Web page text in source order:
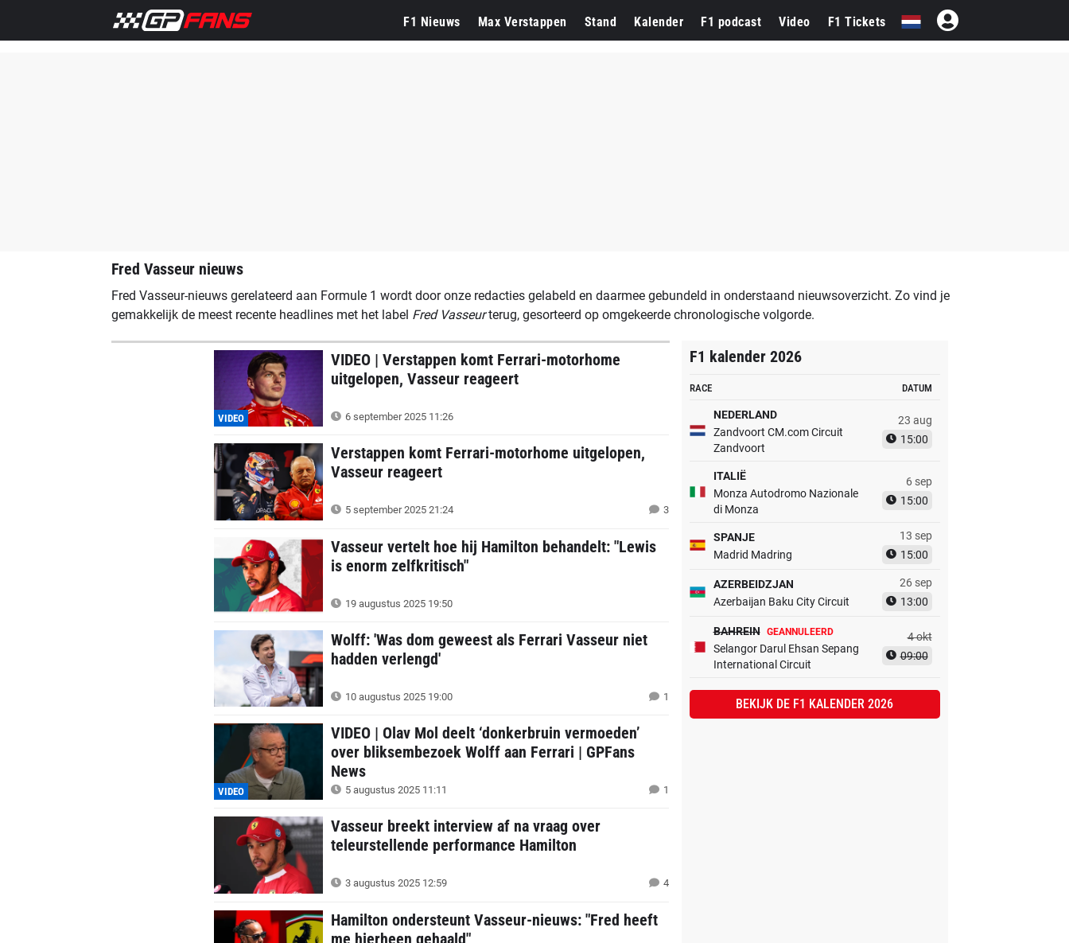
F1 Nieuws Max Verstappen Stand Kalender F1 podcast Video F1 Tickets
F1 Nieuws Max Verstappen Aston Martin Lando Norris
Fred Vasseur nieuws
Fred Vasseur-nieuws gerelateerd aan Formule 1 wordt door onze redacties gelabeld en daarmee gebundeld in onderstaand nieuwsoverzicht. Zo vind je
gemakkelijk de meest recente headlines met het label Fred Vasseurterug, gesorteerd op omgekeerde chronologische volgorde.
VIDEO
VIDEO | Verstappen komt Ferrari-motorhome
uitgelopen, Vasseur reageert
6 september 2025 11:26
Verstappen komt Ferrari-motorhome uitgelopen,
Vasseur reageert
5 september 2025 21:24 3
Vasseur vertelt hoe hij Hamilton behandelt: "Lewis
is enorm zelfkritisch"
19 augustus 2025 19:50
Wolff: 'Was dom geweest als Ferrari Vasseur niet
hadden verlengd'
10 augustus 2025 19:00 1
VIDEO
VIDEO | Olav Mol deelt ‘donkerbruin vermoeden’
over bliksembezoek Wolff aan Ferrari | GPFans
News
5 augustus 2025 11:11 1
Vasseur breekt interview af na vraag over
teleurstellende performance Hamilton
3 augustus 2025 12:59 4
Hamilton ondersteunt Vasseur-nieuws: "Fred heeft
me hierheen gehaald"
F1 kalender 2026
RACE DATUM
NEDERLAND
Zandvoort CM.com Circuit
Zandvoort
23 aug
15:00
ITALIË
Monza Autodromo Nazionale
di Monza
6 sep
15:00
SPANJE
Madrid Madring
13 sep
15:00
AZERBEIDZJAN
Azerbaijan Baku City Circuit
26 sep
13:00
BAHREIN GEANNULEERD
Selangor Darul Ehsan Sepang
International Circuit
4 okt
09:00
BEKIJK DE F1 KALENDER 2026